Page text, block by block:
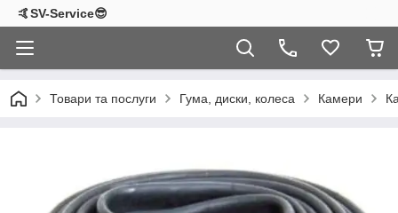
🤙SV-Service😎
Товари та послуги Гума, диски, колеса Камери